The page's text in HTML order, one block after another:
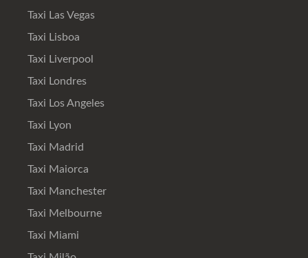
Taxi Las Vegas
Taxi Lisboa
Taxi Liverpool
Taxi Londres
Taxi Los Angeles
Taxi Lyon
Taxi Madrid
Taxi Maiorca
Taxi Manchester
Taxi Melbourne
Taxi Miami